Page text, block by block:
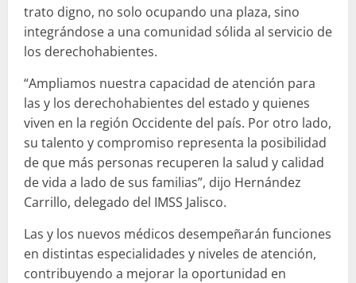
trato digno, no solo ocupando una plaza, sino
integrándose a una comunidad sólida al servicio de
los derechohabientes.
“Ampliamos nuestra capacidad de atención para
las y los derechohabientes del estado y quienes
viven en la región Occidente del país. Por otro lado,
su talento y compromiso representa la posibilidad
de que más personas recuperen la salud y calidad
de vida a lado de sus familias”, dijo Hernández
Carrillo, delegado del IMSS Jalisco.
Las y los nuevos médicos desempeñarán funciones
en distintas especialidades y niveles de atención,
contribuyendo a mejorar la oportunidad en